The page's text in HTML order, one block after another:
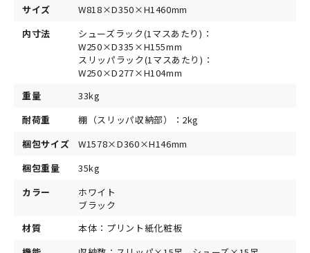
サイズ
W818×D350×H1460mm
内寸法
シューズラック(1マスあたり)：
W250×D335×H155mm
スリッパラック(1マスあたり)：
W250×D277×H104mm
重量
33kg
耐荷重
棚（スリッパ収納部）：2kg
梱包サイズ
W1578×D360×H146mm
梱包重量
35kg
カラー
ホワイト
ブラック
材質
本体：プリント紙化粧板